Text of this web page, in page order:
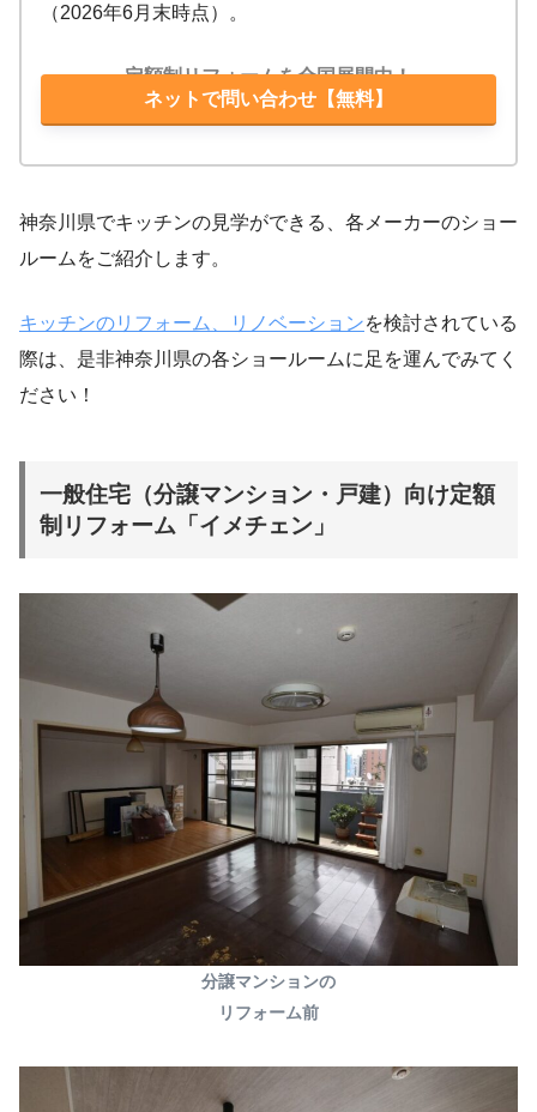
（2026年6月末時点）。
定額制リフォームを全国展開中！
ネットで問い合わせ【無料】
神奈川県でキッチンの見学ができる、各メーカーのショー
ルームをご紹介します。
キッチンのリフォーム、リノベーションを検討されている
際は、是非神奈川県の各ショールームに足を運んでみてく
ださい！
一般住宅（分譲マンション・戸建）向け定額
制リフォーム「イメチェン」
分譲マンションの
リフォーム前